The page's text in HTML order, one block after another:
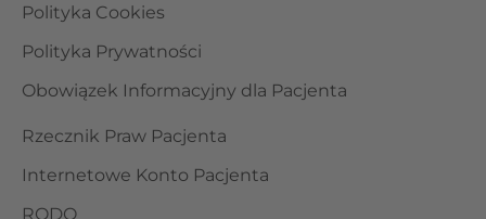
Polityka Cookies
Polityka Prywatności
Obowiązek Informacyjny dla Pacjenta
Rzecznik Praw Pacjenta
Internetowe Konto Pacjenta
RODO